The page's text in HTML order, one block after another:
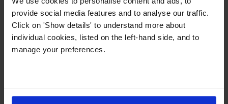
provide social media features and to analyse our traffic.
Click on 'Show details' to understand more about
individual cookies, listed on the left-hand side, and to
manage your preferences.
เห็น
ตอบคำถามของลูกด้วยความอดทนและกระตือรือร้น แม้จะเป็น
คำถามที่ดูเรียบง่ายก็ตาม การชวนลูกตั้งคำถามและหาคำตอบ
ด้วยกัน จะช่วยกระตุ้นให้พวกเขามีความอยากรู้อยากเห็นและ